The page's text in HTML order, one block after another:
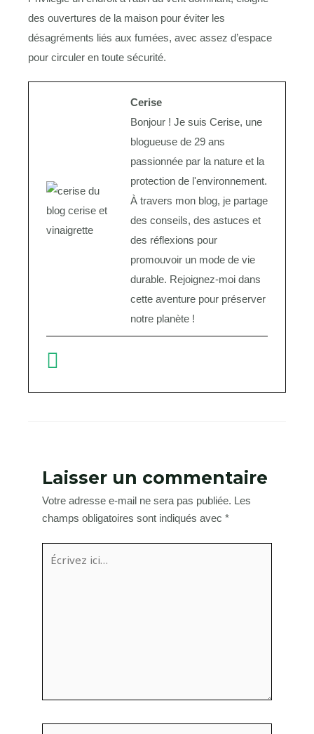
des ouvertures de la maison pour éviter les
désagréments liés aux fumées, avec assez d’espace
pour circuler en toute sécurité.
Cerise
Bonjour ! Je suis Cerise, une
blogueuse de 29 ans
passionnée par la nature et la
protection de l'environnement.
À travers mon blog, je partage
des conseils, des astuces et
des réflexions pour
promouvoir un mode de vie
durable. Rejoignez-moi dans
cette aventure pour préserver
notre planète !
Laisser un commentaire
Votre adresse e-mail ne sera pas publiée. Les
champs obligatoires sont indiqués avec *